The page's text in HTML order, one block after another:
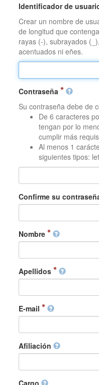
Identificador de
Crear un nombre de
de longitud que
rayas (-), subrayados
acentuados ni eñes.
Contraseña
Su contraseña debe de
De 6 caracteres
tengan por lo
cumplir más
Al menos 1
siguientes tipos:
Confirme su
Nombre
Apellidos
E-mail
Afiliación
Cargo